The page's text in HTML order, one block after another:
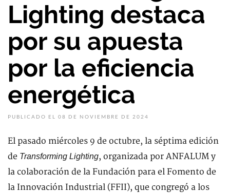
Lighting destaca
por su apuesta
por la eficiencia
energética
PUBLICADO EL 08 DE NOVIEMBRE DE 2024
El pasado miércoles 9 de octubre, la séptima edición
de Transforming Lighting, organizada por ANFALUM y
la colaboración de la Fundación para el Fomento de
la Innovación Industrial (FFII), que congregó a los